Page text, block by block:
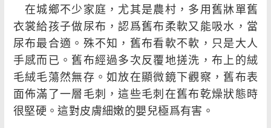
在城鄉不少家庭，尤其是農村，多用舊牀單舊
衣裳給孩子做尿布，認爲舊布柔軟又能吸水，當
尿布最合適。殊不知，舊布看軟不軟，只是大人
手感而已。舊布經過多次反覆地搓洗，布上的絨
毛絨毛蕩然無存。如放在顯微鏡下觀察，舊布表
面佈滿了一層毛刺，這些毛刺在舊布乾燥狀態時
很堅硬。這對皮膚細嫩的嬰兒極爲有害。